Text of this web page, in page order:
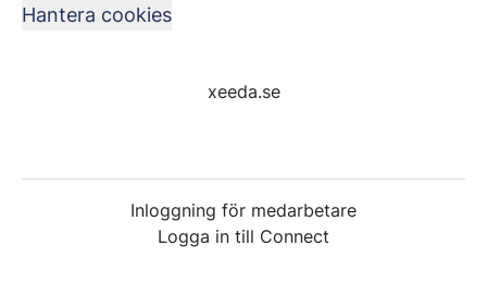
Hantera cookies
xeeda.se
Inloggning för medarbetare
Logga in till Connect